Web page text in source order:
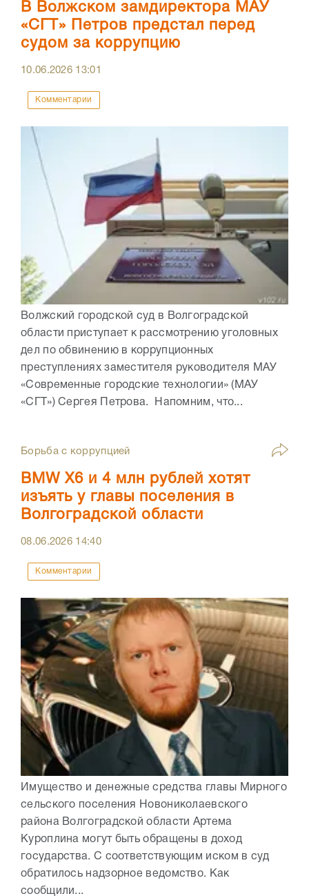
В Волжском замдиректора МАУ
«СГТ» Петров предстал перед
судом за коррупцию
10.06.2026 13:01
Комментарии
Волжский городской суд в Волгоградской
области приступает к рассмотрению уголовных
дел по обвинению в коррупционных
преступлениях заместителя руководителя МАУ
«Современные городские технологии» (МАУ
«СГТ») Сергея Петрова. Напомним, что...
Борьба с коррупцией
BMW X6 и 4 млн рублей хотят
изъять у главы поселения в
Волгоградской области
08.06.2026 14:40
Комментарии
Имущество и денежные средства главы Мирного
сельского поселения Новониколаевского
района Волгоградской области Артема
Куроплина могут быть обращены в доход
государства. С соответствующим иском в суд
обратилось надзорное ведомство. Как
сообщили...